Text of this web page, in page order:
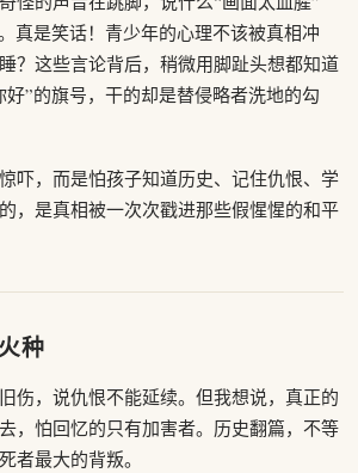
真是笑话！青少年的心理不该被真相冲
？这些言论背后，稍微用脚趾头想都知道
”的旗号，干的却是替侵略者洗地的勾
吓，而是怕孩子知道历史、记住仇恨、学
，是真相被一次次戳进那些假惺惺的和平
种
伤，说仇恨不能延续。但我想说，真正的
，怕回忆的只有加害者。历史翻篇，不等
者最大的背叛。